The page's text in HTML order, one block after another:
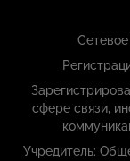
сфере связи,
Учредитель: